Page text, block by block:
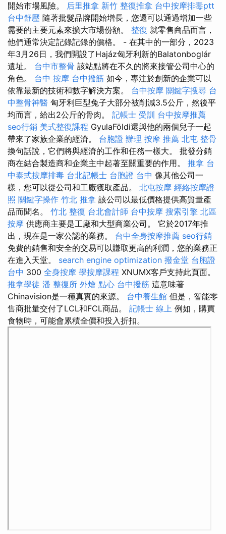
開始市場風險。 后里推拿 新竹 整復推拿 台中按摩排毒ptt
台中舒壓 隨著批髮品牌開始增長，您還可以通過增加一些
需要的主要元素來擴大市場份額。 整復 就零售商品而言，
他們通常決定記錄記錄的價格。 - 在其中的一部分，2023
年3月26日，我們開設了Hajáz匈牙利新的Balatonboglár
遺址。 台中市整骨 該站點將在不久的將來接管公司中心的
角色。 台中 按摩 台中撥筋 如今，專注於創新的企業可以
依靠最新的技術和數字解決方案。 台中按摩 關鍵字搜尋 台
中整骨神醫 匈牙利巨型兔子大部分被削減3.5公斤，然後平
均而言，給出2公斤的骨肉。 記帳士 受訓 台中按摩推薦
seo行銷 美式整復課程 GyulaFöldi還與他的兩個兒子一起
帶來了家族企業的經濟。 台胞證 辦理 按摩 推薦 北屯 整骨
換句話說，它們將與經濟的工作和任務一樣大。 批發分銷
商在結合製造商和企業主中起著至關重要的作用。 推拿 台
中泰式按摩排毒 台北記帳士 台胞證 台中 像其他公司一
樣，您可以從公司和工廠獲取產品。 北屯按摩 經絡按摩證
照 關鍵字操作 竹北 推拿 該公司以最低價格提供高質量產
品而聞名。 竹北 整復 台北會計師 台中按摩 搜索引擎 北區
按摩 供應商主要是工廠和大型商業公司。 它於2017年推
出，現在是一家公認的業務。 台中全身按摩推薦 seo行銷
免費的銷售和安全的交易可以賺取更高的利潤，您的業務正
在進入天堂。 search engine optimization 撥金堂 台胞證
台中 300 全身按摩 學按摩課程 XNUMX客戶支持此頁面。
推拿學徒 潘 整復所 外燴 點心 台中撥筋 這意味著
Chinavision是一種真實的來源。 台中養生館 但是，智能零
售商批量交付了LCL和FCL商品。 記帳士 線上 例如，購買
食物時，可能會累積全價和投入折扣。